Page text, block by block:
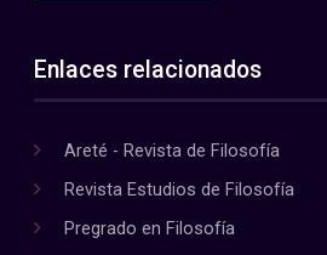
Enlaces relacionados
Areté - Revista de Filosofía
Revista Estudios de Filosofía
Pregrado en Filosofía